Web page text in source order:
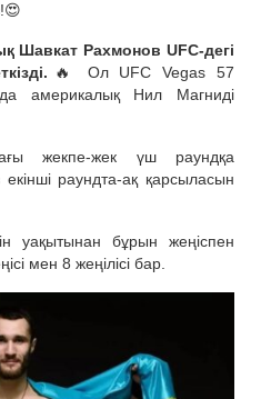
Шавкат Рахмонов UFC-дегі
🔥 Ол UFC Vegas 57
америкалық Нил Магниді
жекпе-жек үш раундқа
раундта-ақ қарсыласын
уақытынан бұрын жеңіспен
мен 8 жеңілісі бар.